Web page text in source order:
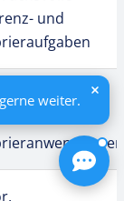
und
Labor-, Prüf-
weiter.